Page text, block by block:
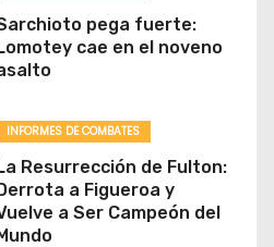
pega fuerte:
cae en el noveno
INFORMES DE COMBATES
Resurrección de Fulton:
a Figueroa y
a Ser Campeón del